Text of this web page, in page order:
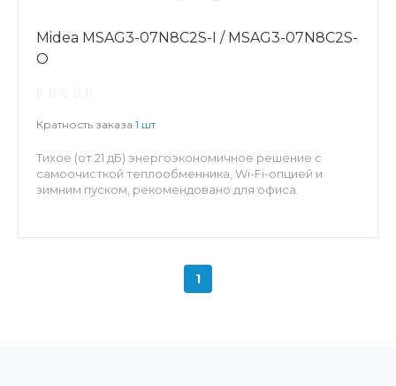
Midea MSAG3-07N8C2S-I / MSAG3-07N8C2S-
O
Кратность заказа 1 шт
Тихое (от 21 дБ) энергоэкономичное решение с
самоочисткой теплообменника, Wi-Fi-опцией и
зимним пуском, рекомендовано для офиса.
1